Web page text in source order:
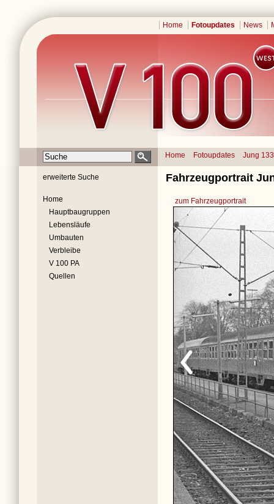
Home Fotoupdates News
Home Fotoupdates Jung
erweiterte Suche
Home
Hauptbaugruppen
Lebensläufe
Umbauten
Verbleibe
V 100 PA
Quellen
Fahrzeugportrait
zum Fahrzeugportrait